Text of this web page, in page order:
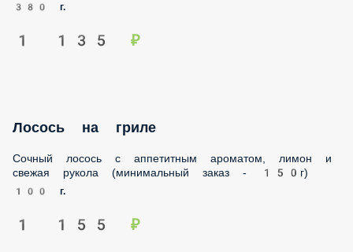
рукола (минимальный заказ - 150г)
100 г.